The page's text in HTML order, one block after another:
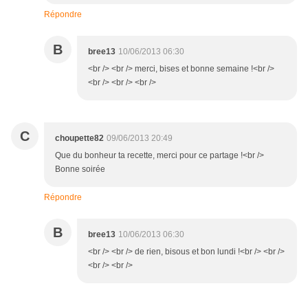
Répondre
B bree13 10/06/2013 06:30
<br /> <br /> merci, bises et bonne semaine !<br />
<br /> <br /> <br />
C choupette82 09/06/2013 20:49
Que du bonheur ta recette, merci pour ce partage !<br />
Bonne soirée
Répondre
B bree13 10/06/2013 06:30
<br /> <br /> de rien, bisous et bon lundi !<br /> <br />
<br /> <br />